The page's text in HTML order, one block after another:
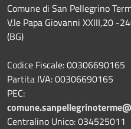
Comune di San Pellegrino
V.le Papa Giovanni XXIII,20 -
(BG)
Codice Fiscale: 00306690165
Partita IVA: 00306690165
PEC:
Centralino Unico: 034525011